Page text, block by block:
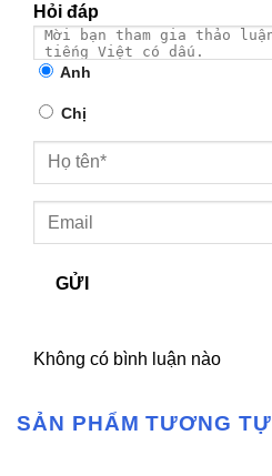
Hỏi đáp
Anh
Chị
GỬI
Không có bình luận nào
SẢN PHẨM TƯƠNG TỰ